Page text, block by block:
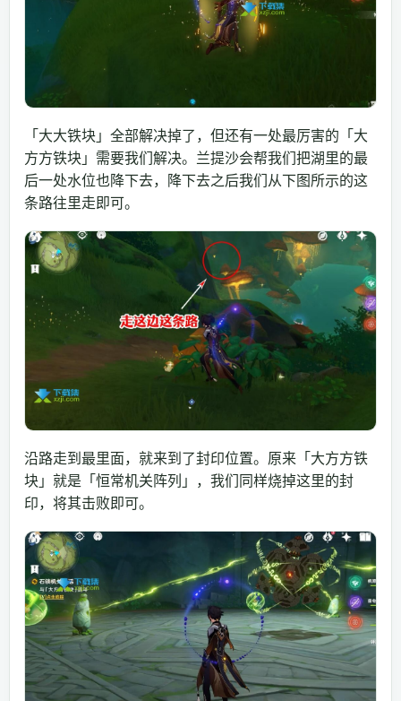
「大大铁块」全部解决掉了，但还有一处最厉害的「大
方方铁块」需要我们解决。兰提沙会帮我们把湖里的最
后一处水位也降下去，降下去之后我们从下图所示的这
条路往里走即可。
沿路走到最里面，就来到了封印位置。原来「大方方铁
块」就是「恒常机关阵列」，我们同样烧掉这里的封
印，将其击败即可。